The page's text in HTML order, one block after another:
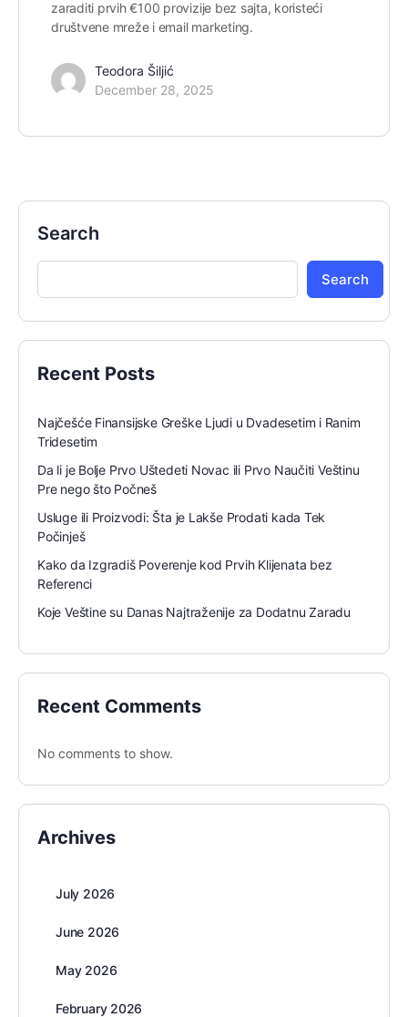
zaraditi prvih €100 provizije bez sajta, koristeći
društvene mreže i email marketing.
Teodora Šiljić
December 28, 2025
Search
Search
Recent Posts
Najčešće Finansijske Greške Ljudi u Dvadesetim i Ranim
Tridesetim
Da li je Bolje Prvo Uštedeti Novac ili Prvo Naučiti Veštinu
Pre nego što Počneš
Usluge ili Proizvodi: Šta je Lakše Prodati kada Tek
Počinješ
Kako da Izgradiš Poverenje kod Prvih Klijenata bez
Referenci
Koje Veštine su Danas Najtraženije za Dodatnu Zaradu
Recent Comments
No comments to show.
Archives
July 2026
June 2026
May 2026
February 2026